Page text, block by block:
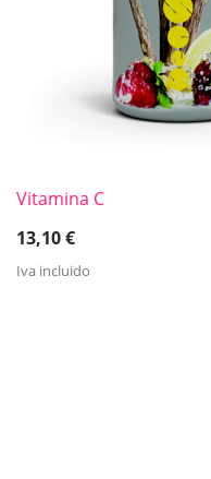
Vitamina C
13,10€
Iva incluido